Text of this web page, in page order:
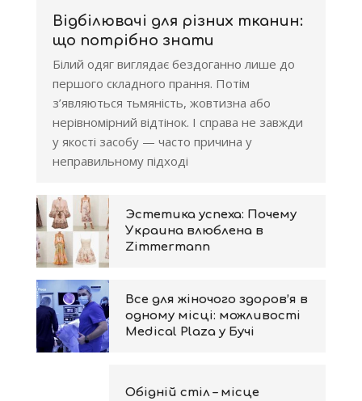
Відбілювачі для різних тканин:
що потрібно знати
Білий одяг виглядає бездоганно лише до
першого складного прання. Потім
з’являються тьмяність, жовтизна або
нерівномірний відтінок. І справа не завжди
у якості засобу — часто причина у
неправильному підході
Эстетика успеха: Почему
Украина влюблена в
Zimmermann
Все для жіночого здоров’я в
одному місці: можливості
Medical Plaza у Бучі
Обідній стіл – місце